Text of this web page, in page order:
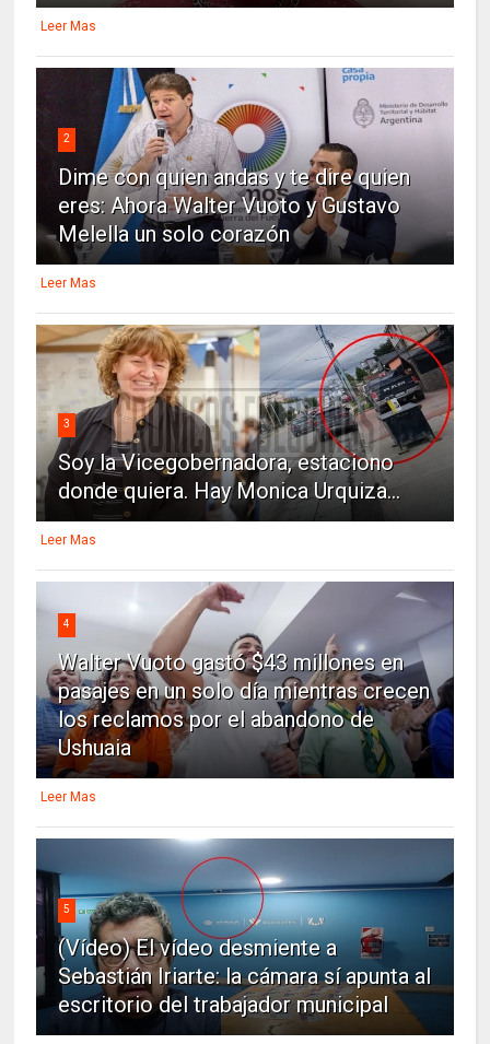
Leer Mas
2
Dime con quien andas y te dire quien
eres: Ahora Walter Vuoto y Gustavo
Melella un solo corazón
Leer Mas
3
Soy la Vicegobernadora, estaciono
donde quiera. Hay Monica Urquiza...
Leer Mas
4
Walter Vuoto gastó $43 millones en
pasajes en un solo día mientras crecen
los reclamos por el abandono de
Ushuaia
Leer Mas
5
(Vídeo) El vídeo desmiente a
Sebastián Iriarte: la cámara sí apunta al
escritorio del trabajador municipal